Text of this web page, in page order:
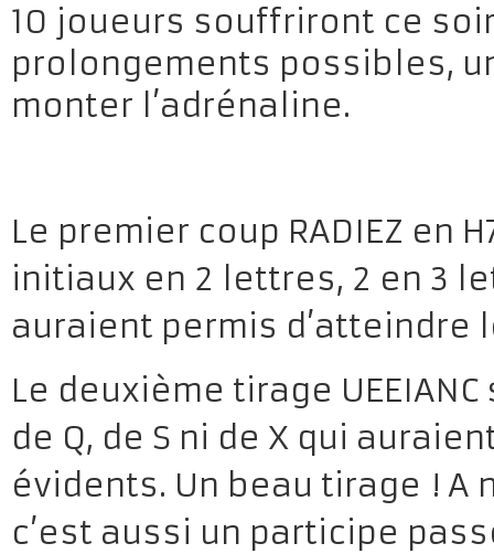
10 joueurs souffriront ce
prolongements possibles,
monter l’adrénaline.
Le premier coup RADIEZ en
initiaux en 2 lettres, 2 en 3
auraient permis d’atteindre
Le deuxième tirage
de Q, de S ni de X qui
évidents. Un beau tirage ! A
c’est aussi un participe